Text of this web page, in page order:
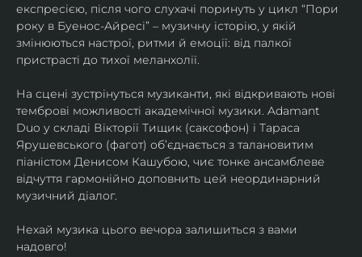
експресією, після чого слухачі поринуть у цикл “Пори
року в Буенос-Айресі” – музичну історію, у якій
змінюються настрої, ритми й емоції: від палкої
пристрасті до тихої меланхолії.
На сцені зустрінуться музиканти, які відкривають нові
темброві можливості академічної музики. Adamant
Duo у складі Вікторії Тищик (саксофон) і Тараса
Ярушевського (фагот) об’єднається з талановитим
піаністом Денисом Кашубою, чиє тонке ансамблеве
відчуття гармонійно доповнить цей неординарний
музичний діалог.
Нехай музика цього вечора залишиться з вами
надовго!